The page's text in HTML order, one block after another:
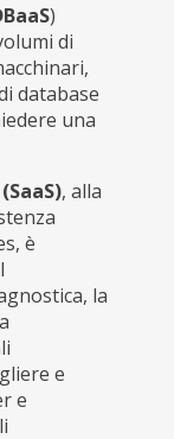
)
di
database
una
, alla
è
la
e
e